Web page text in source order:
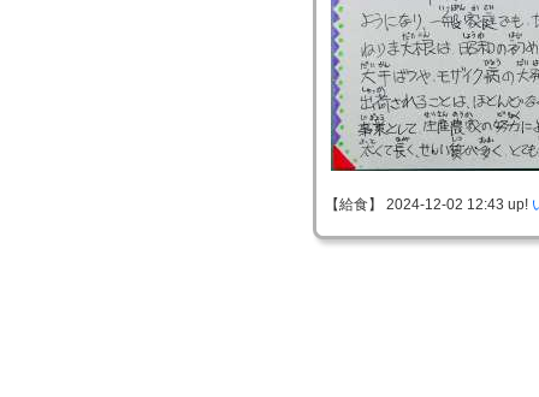
【給食】 2024-12-02 12:43 up!